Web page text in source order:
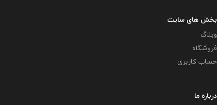
بخش های سایت
وبلاگ
فروشگاه
حساب کاربری
درباره ما